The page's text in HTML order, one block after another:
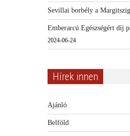
Sevillai borbély a
Emberarcú Egészségért díj
2024-06-24
Hírek innen
Ajánló
Belföld